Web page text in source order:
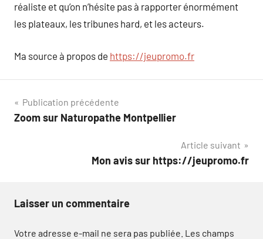
réaliste et qu’on n’hésite pas à rapporter énormément
les plateaux, les tribunes hard, et les acteurs.
Ma source à propos de https://jeupromo.fr
Navigation
de
Publication précédente
Zoom sur Naturopathe Montpellier
Article suivant
Mon avis sur https://jeupromo.fr
Laisser un commentaire
Votre adresse e-mail ne sera pas publiée. Les champs